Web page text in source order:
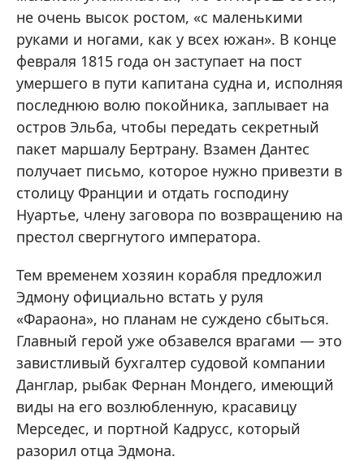
не очень высок ростом, «с маленькими
руками и ногами, как у всех южан». В конце
февраля 1815 года он заступает на пост
умершего в пути капитана судна и, исполняя
последнюю волю покойника, заплывает на
остров Эльба, чтобы передать секретный
пакет маршалу Бертрану. Взамен Дантес
получает письмо, которое нужно привезти в
столицу Франции и отдать господину
Нуартье, члену заговора по возвращению на
престол свергнутого императора.
Тем временем хозяин корабля предложил
Эдмону официально встать у руля
«Фараона», но планам не суждено сбыться.
Главный герой уже обзавелся врагами — это
завистливый бухгалтер судовой компании
Данглар, рыбак Фернан Мондего, имеющий
виды на его возлюбленную, красавицу
Мерседес, и портной Кадрусс, который
разорил отца Эдмона.